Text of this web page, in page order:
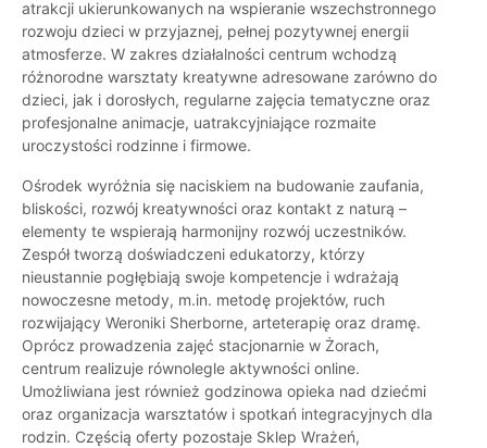
atrakcji ukierunkowanych na wspieranie wszechstronnego
rozwoju dzieci w przyjaznej, pełnej pozytywnej energii
atmosferze. W zakres działalności centrum wchodzą
różnorodne warsztaty kreatywne adresowane zarówno do
dzieci, jak i dorosłych, regularne zajęcia tematyczne oraz
profesjonalne animacje, uatrakcyjniające rozmaite
uroczystości rodzinne i firmowe.
Ośrodek wyróżnia się naciskiem na budowanie zaufania,
bliskości, rozwój kreatywności oraz kontakt z naturą –
elementy te wspierają harmonijny rozwój uczestników.
Zespół tworzą doświadczeni edukatorzy, którzy
nieustannie pogłębiają swoje kompetencje i wdrażają
nowoczesne metody, m.in. metodę projektów, ruch
rozwijający Weroniki Sherborne, arteterapię oraz dramę.
Oprócz prowadzenia zajęć stacjonarnie w Żorach,
centrum realizuje równolegle aktywności online.
Umożliwiana jest również godzinowa opieka nad dziećmi
oraz organizacja warsztatów i spotkań integracyjnych dla
rodzin. Częścią oferty pozostaje Sklep Wrażeń,